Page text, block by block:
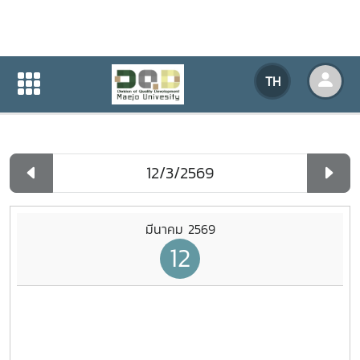
TH
ปฏิทินกิจกรรมของหน่วยงาน
ปฏิทินกิจกรรมของหน่วยงาน
มีนาคม 2569
12